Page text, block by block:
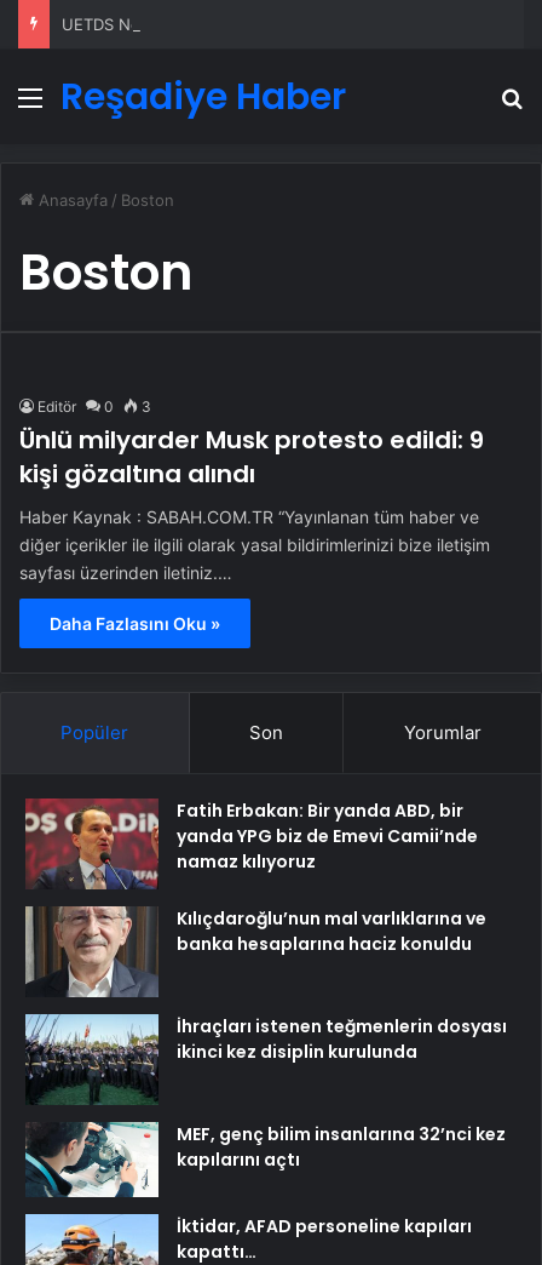
Menü
Reşadiye Haber
Anasayfa / Boston
Boston
Editör 0 3
Ünlü milyarder Musk protesto edildi: 9
kişi gözaltına alındı
Haber Kaynak : SABAH.COM.TR “Yayınlanan tüm haber ve
diğer içerikler ile ilgili olarak yasal bildirimlerinizi bize iletişim
sayfası üzerinden iletiniz.…
Daha Fazlasını Oku »
Popüler Son Yorumlar
Fatih Erbakan: Bir yanda ABD, bir
yanda YPG biz de Emevi Camii’nde
namaz kılıyoruz
Kılıçdaroğlu’nun mal varlıklarına ve
banka hesaplarına haciz konuldu
İhraçları istenen teğmenlerin dosyası
ikinci kez disiplin kurulunda
MEF, genç bilim insanlarına 32’nci kez
kapılarını açtı
İktidar, AFAD personeline kapıları
kapattı…